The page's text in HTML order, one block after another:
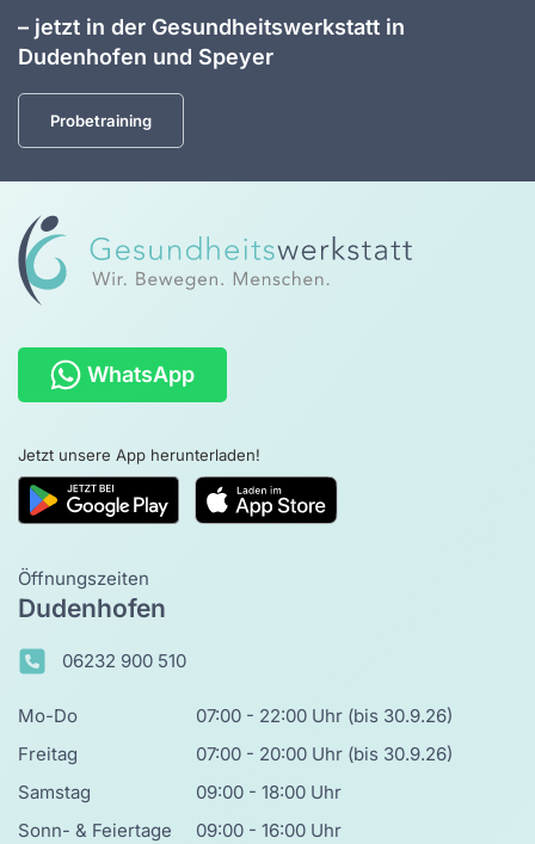
– jetzt in der Gesundheitswerkstatt in
Dudenhofen und Speyer
Probetraining
WhatsApp
Jetzt unsere App herunterladen!
Öffnungszeiten
Dudenhofen
06232 900 510
Mo-Do
07:00 - 22:00 Uhr (bis 30.9.26)
Freitag
07:00 - 20:00 Uhr (bis 30.9.26)
Samstag
09:00 - 18:00 Uhr
Sonn- & Feiertage
09:00 - 16:00 Uhr